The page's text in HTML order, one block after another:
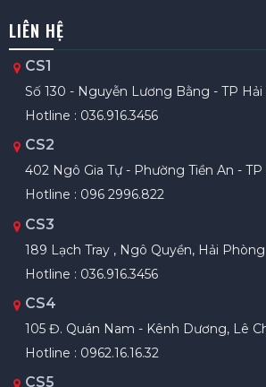
LIÊN HỆ
CS1
Số 130 - Nguyễn Lương Bằng - TP
Hotline : 036.916.3456
CS2
402 Ngô Gia Tự - Phường Tiền An -
Hotline : 096 2996.822
CS3
189 Lạch Tray , Ngô Quyền, Hải Phòng
Hotline : 036.916.3456
CS4
105 Đ. Quán Nam - Kênh Dương, Lê
Hotline : 0962.16.16.32
CS5